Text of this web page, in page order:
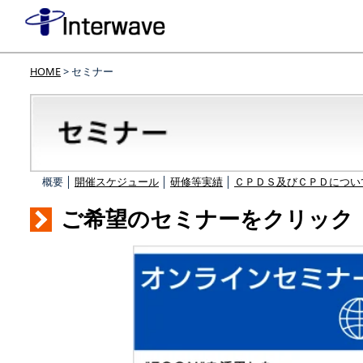
HOME> セミナー
概要 │ 開催スケジュール 研修等実績 ＣＰＤＳ及びＣＰＤにつ
ご希望のセミナーをクリック